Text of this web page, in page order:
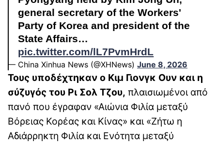
general secretary of the Workers'
Party of Korea and president of the
State Affairs…
pic.twitter.com/lL7PvmHrdL
— China Xinhua News (@XHNews) June 8, 2026
Τους υποδέχτηκαν ο Κιμ Γιονγκ Ουν και η
σύζυγός του Ρι Σολ Τζου, πλαισιωμένοι από
πανό που έγραφαν «Αιώνια Φιλία μεταξύ
Βόρειας Κορέας και Κίνας» και «Ζήτω η
Αδιάρρηκτη Φιλία και Ενότητα μεταξύ